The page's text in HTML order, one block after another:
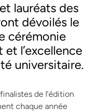
lauréats des
dévoilés le
cérémonie
et l’excellence
universitaire.
de l’édition
chaque année